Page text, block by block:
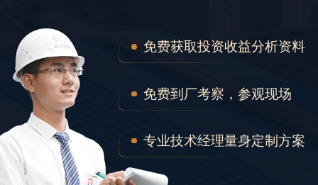
免费获取投资收益分析资料
免费到厂考察，参观现场
专业技术经理量身定制方案